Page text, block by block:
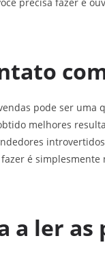
pode ser uma
melhores
é simplesmente
a ler as